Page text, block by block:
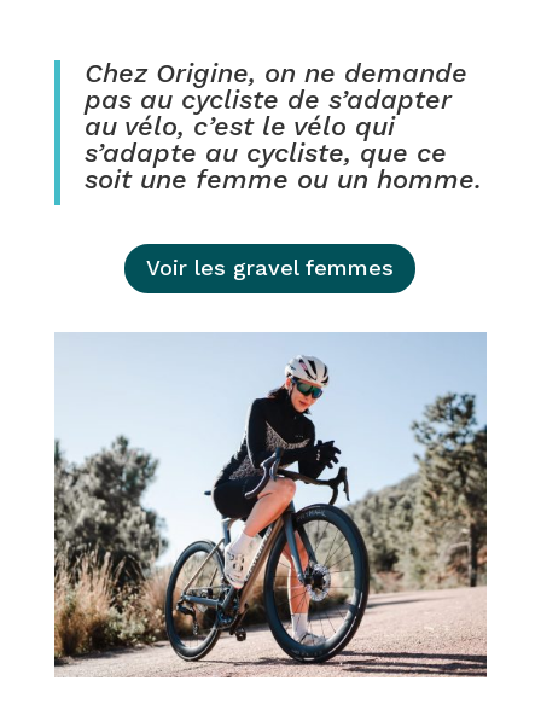
Chez Origine, on ne demande
pas au cycliste de s’adapter
au vélo, c’est le vélo qui
s’adapte au cycliste, que ce
soit une femme ou un homme.
Voir les gravel femmes